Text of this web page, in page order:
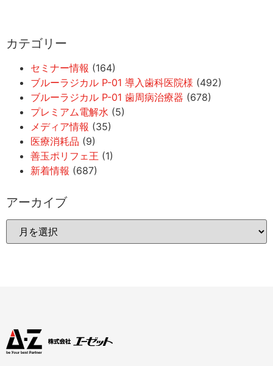
カテゴリー
セミナー情報 (164)
ブルーラジカル P-01 導入歯科医院様 (492)
ブルーラジカル P-01 歯周病治療器 (678)
プレミアム電解水 (5)
メディア情報 (35)
医療消耗品 (9)
善玉ポリフェ王 (1)
新着情報 (687)
アーカイブ